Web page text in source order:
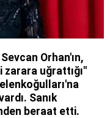
Orhan'ın,
uğrattığı"
Sanık
beraat etti.